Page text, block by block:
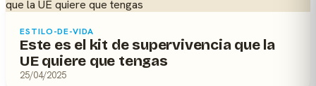
ESTILO-DE-VIDA
Este es el kit de supervivencia que la
UE quiere que tengas
25/04/2025